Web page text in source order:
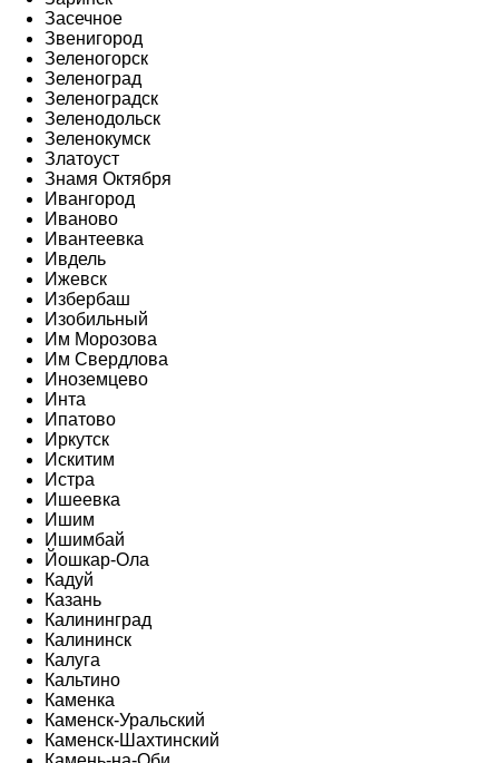
Засечное
Звенигород
Зеленогорск
Зеленоград
Зеленоградск
Зеленодольск
Зеленокумск
Златоуст
Знамя Октября
Ивангород
Иваново
Ивантеевка
Ивдель
Ижевск
Избербаш
Изобильный
Им Морозова
Им Свердлова
Иноземцево
Инта
Ипатово
Иркутск
Искитим
Истра
Ишеевка
Ишим
Ишимбай
Йошкар-Ола
Кадуй
Казань
Калининград
Калининск
Калуга
Кальтино
Каменка
Каменск-Уральский
Каменск-Шахтинский